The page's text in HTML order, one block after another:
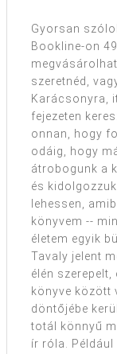
Gyorsan
Bookline-on
szeretnéd,
Karácsonyra,
fejezeten
onnan, hogy
odáig, hogy
átrobogunk a
és
lehessen,
könyvem --
életem egyik
Tavaly jelent
élén
könyve között
döntőjébe
totál könnyű
ír róla.